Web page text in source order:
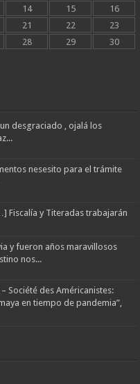
14 15
16
21 22
23
28 29
30
desgraciado , ojalá los
nesesito para el trámite
Fiscalía y Titeradas trabajarán
y fueron años maravillosos
nos...
Société des Américanistes:
en tiempo de pandemia”,